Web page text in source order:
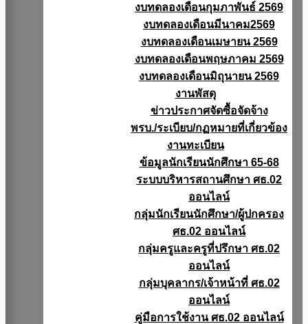
งบทดลองเดือนกุมภาพันธ์ 2569
งบทดลองเดือนมีนาคม2569
งบทดลองเดือนเมษายน 2569
งบทดลองเดือนพฤษภาคม 2569
งบทดลองเดือนมิถุนายน 2569
งานพัสดุ
ข่าวประกาศจัดซื้อจัดจ้าง
พรบ./ระเบียบ/กฏหมายที่เกี่ยวข้อง
งานทะเบียน
ข้อมูลนักเรียนนักศึกษา 65-68
ระบบบริหารสถานศึกษา ศธ.02
ออนไลน์
กลุ่มนักเรียนนักศึกษา/ผู้ปกครอง
ศธ.02 ออนไลน์
กลุ่มครูและครูที่ปรึกษา ศธ.02
ออนไลน์
กลุ่มบุคลากร/เจ้าหน้าที่ ศธ.02
ออนไลน์
คู่มือการใช้งาน ศธ.02 ออนไลน์